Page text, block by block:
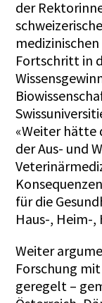
der
Fortschritt in
«Weiter hätte
der Aus- und
für die
Haus-, Heim-
Weiter
Forschung
geregelt –